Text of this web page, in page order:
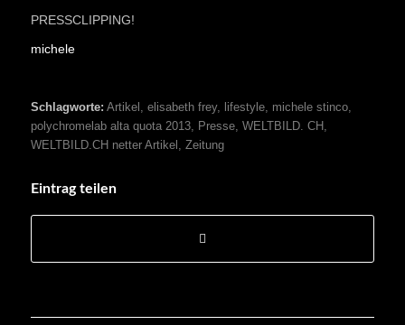
PRESSCLIPPING!
michele
Schlagworte: Artikel elisabeth frey, lifestyle, michele stinco,
polychromelab alta quota 2013, Presse, WELTBILD. CH
WELTBILD.CH netter Artikel
Zeitung
Eintrag teilen